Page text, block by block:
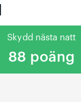
Skydd nästa natt
88 poäng